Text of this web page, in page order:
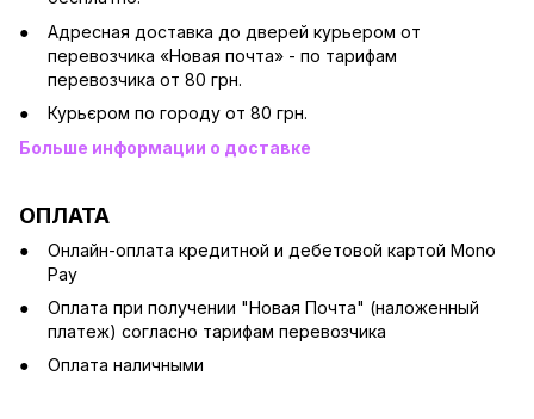
Адресная доставка до дверей курьером от
перевозчика «Новая почта» - по тарифам
перевозчика от 80 грн.
Курьєром по городу от 80 грн.
Больше информации о доставке
ОПЛАТА
Онлайн-оплата кредитной и дебетовой картой Mono
Pay
Оплата при получении "Новая Почта" (наложенный
платеж) согласно тарифам перевозчика
Оплата наличными